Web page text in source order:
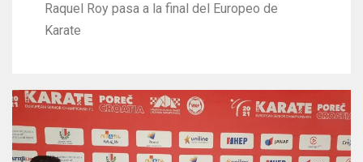
Raquel Roy pasa a la final del Europeo de
Karate